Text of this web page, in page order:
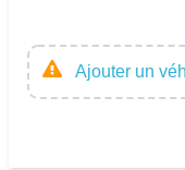
Ajouter un